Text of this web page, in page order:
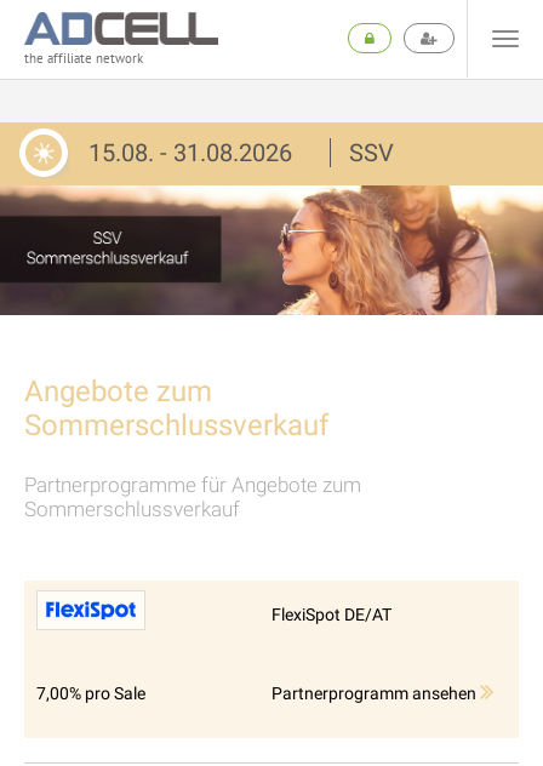
the affiliate network
15.08. - 31.08.2026 SSV
Angebote zum
Sommerschlussverkauf
Partnerprogramme für Angebote zum
Sommerschlussverkauf
FlexiSpot DE/AT
7,00% pro Sale Partnerprogramm ansehen